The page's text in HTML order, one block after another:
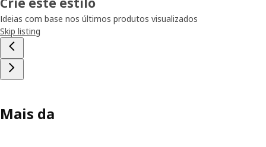
Ideias com base nos últimos produtos visualizados
Skip listing
Mais da